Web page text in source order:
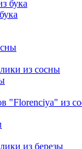
бука
из сосны
"Florenciya" из
из березы